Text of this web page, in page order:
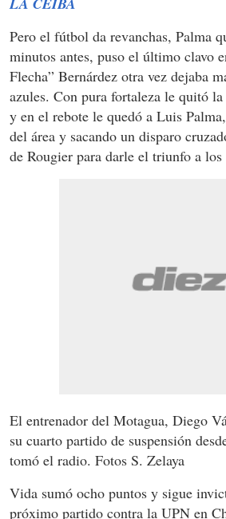
Pero el fútbol da revanchas, Palma
minutos antes, puso el último clavo
Flecha” Bernárdez otra vez dejaba
azules. Con pura fortaleza le quitó
y en el rebote le quedó a Luis
del área y sacando un disparo
de Rougier para darle el triunfo a los
El entrenador del Motagua, Diego
su cuarto partido de suspensión
tomó el radio. Fotos S. Zelaya
Vida sumó ocho puntos y sigue
próximo partido contra la UPN en